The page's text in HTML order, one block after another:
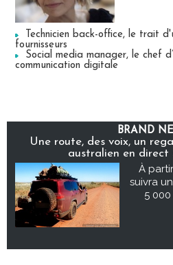
Technicien back-office, le trait
fournisseurs
Social media manager, le chef
communication digitale
BRAND
Une route, des voix, un
australien en direct
À
suivra
5